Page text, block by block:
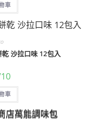
車
沙拉口味 12包入
車